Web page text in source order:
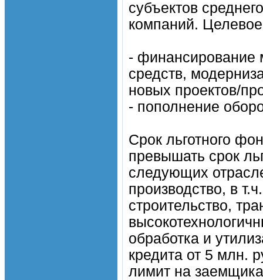
субъектов
компаний.
- финансирование
средств,
новых проектов/
- пополнение
Срок льготного
превышать срок
следующих
производство, в
строительство,
обработка и
кредита от 5 млн.
лимит на